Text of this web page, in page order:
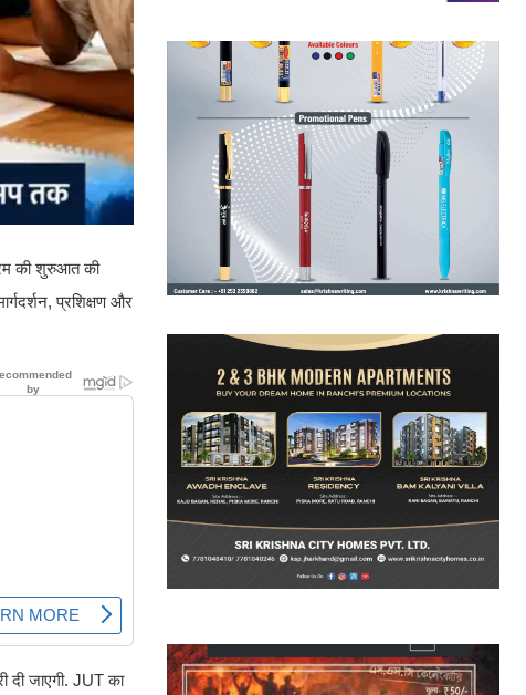
की शुरुआत की
प्रशिक्षण और
दी जाएगी. JUT का